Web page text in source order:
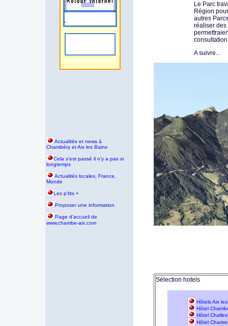
-
Actualités et news à
Chambéry et Aix les Bains
Cela s'est passé il n'y a pas si
longtemps
Actualités locales, France,
Monde
Les p'tits +
Proposer une information
Page d'accueil de
www.chambe-aix.com
Le Parc
Région
autres
réaliser
A suivre...
Sélection hotels
Hôtels Aix
Hôtel
Hôtel
Hôtel